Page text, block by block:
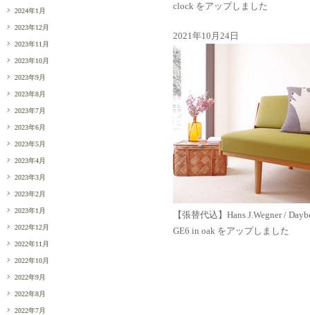
clock をアップしました
2021年10月24日
【張替代込】Hans J.Wegner /
GE6 in oak をアップしました
2024年1月
2023年12月
2023年11月
2023年10月
2023年9月
2023年8月
2023年7月
2023年6月
2023年5月
2023年4月
2023年3月
2023年2月
2023年1月
2022年12月
2022年11月
2022年10月
2022年9月
2022年8月
2022年7月